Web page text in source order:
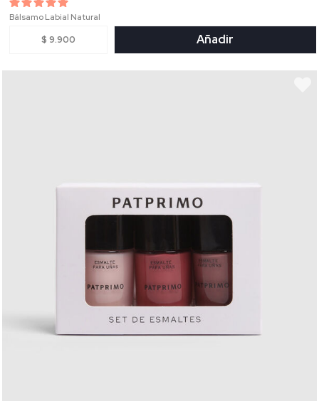
Bálsamo Labial Natural
$ 9.900 Añadir